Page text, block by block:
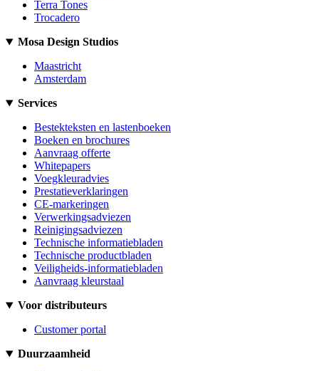
Terra Tones
Trocadero
Mosa Design Studios
Maastricht
Amsterdam
Services
Bestekteksten en lastenboeken
Boeken en brochures
Aanvraag offerte
Whitepapers
Voegkleuradvies
Prestatieverklaringen
CE-markeringen
Verwerkingsadviezen
Reinigingsadviezen
Technische informatiebladen
Technische productbladen
Veiligheids-informatiebladen
Aanvraag kleurstaal
Voor distributeurs
Customer portal
Duurzaamheid